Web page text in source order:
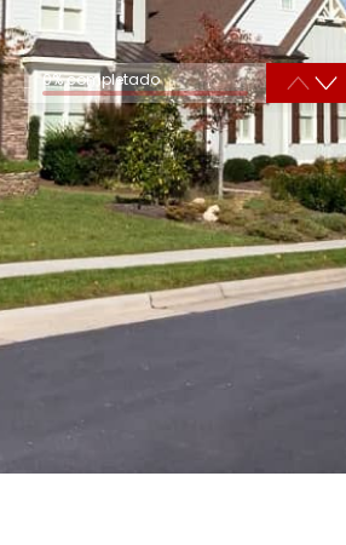
0% completado